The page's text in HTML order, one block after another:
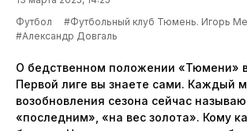
Футбол
#Футбольный клуб Тюмень. Игорь
#Александр Довгаль
О бедственном положении «Тюмени»
Первой лиге вы знаете сами. Каждый
возобновления сезона сейчас
«последним», «на вес золота». Кому